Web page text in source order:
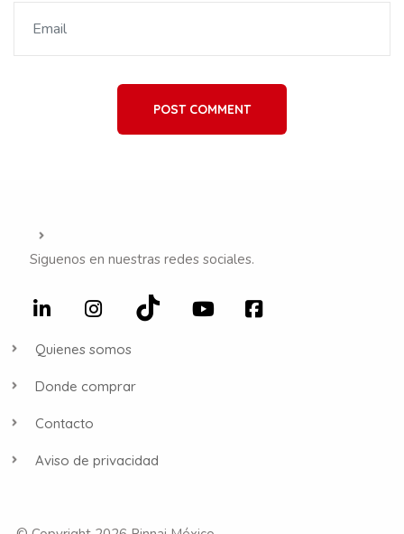
POST COMMENT
Siguenos en nuestras redes sociales.
Quienes somos
Donde comprar
Contacto
Aviso de privacidad